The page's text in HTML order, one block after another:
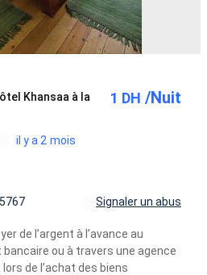
Khansaa à la
1 DH /Nuit
il y a 2 mois
Signaler un abus
de l’argent à l’avance au
ou à travers une agence
de l’achat des biens